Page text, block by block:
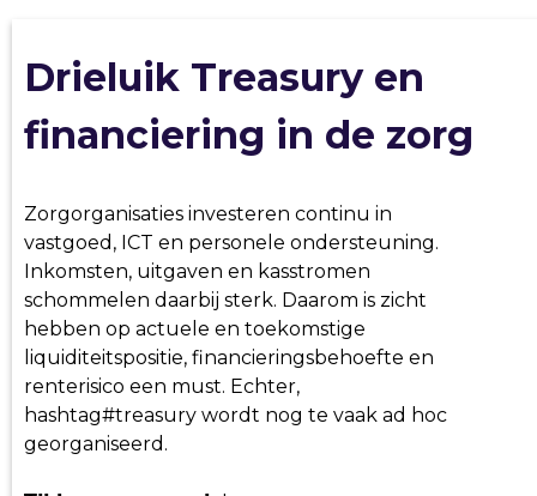
Drieluik Treasury en
financiering in de zorg
Zorgorganisaties investeren continu in
vastgoed, ICT en personele ondersteuning.
Inkomsten, uitgaven en kasstromen
schommelen daarbij sterk. Daarom is zicht
hebben op actuele en toekomstige
liquiditeitspositie, financieringsbehoefte en
renterisico een must. Echter,
hashtag#treasury wordt nog te vaak ad hoc
georganiseerd.